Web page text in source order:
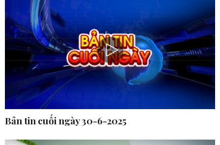
Bản tin cuối ngày 30-6-2025